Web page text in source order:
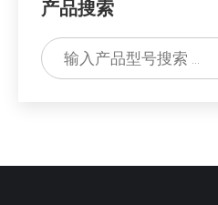
产品搜索
Products
search